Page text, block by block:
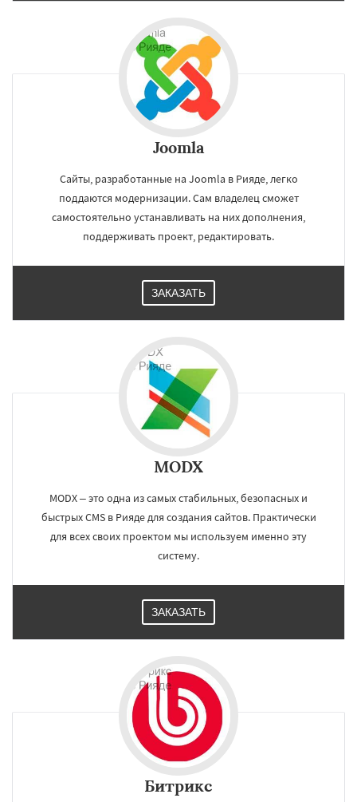
Joomla
Сайты, разработанные на Joomla в Рияде, легко
поддаются модернизации. Сам владелец сможет
самостоятельно устанавливать на них дополнения,
поддерживать проект, редактировать.
ЗАКАЗАТЬ
MODX
MODX – это одна из самых стабильных, безопасных и
быстрых CMS в Рияде для создания сайтов. Практически
для всех своих проектом мы используем именно эту
систему.
ЗАКАЗАТЬ
Битрикс